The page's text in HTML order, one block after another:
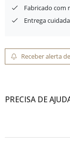
Fabricado com
Entrega
Receber alerta
PRECISA DE